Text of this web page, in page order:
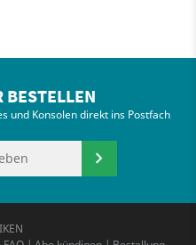
BESTELLEN
und Konsolen direkt ins Postfach